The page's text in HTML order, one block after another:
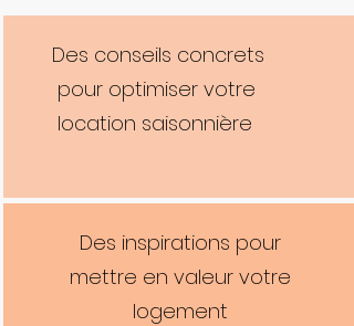
Des conseils concrets
pour optimiser votre
location saisonnière
Des inspirations pour
mettre en valeur votre
logement